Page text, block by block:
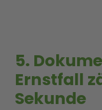
5.
Ernstfall
Sekunde